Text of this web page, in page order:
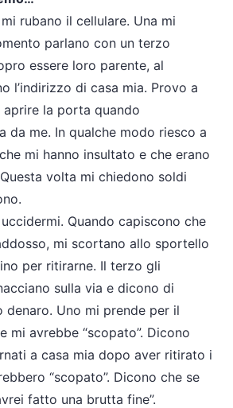
rubano il cellulare. Una mi
parlano con un terzo
essere loro parente, al
l’indirizzo di casa mia. Provo a
aprire la porta quando
da me. In qualche modo riesco a
mi hanno insultato e che erano
volta mi chiedono soldi
Quando capiscono che
mi scortano allo sportello
per ritirarne. Il terzo gli
sulla via e dicono di
Uno mi prende per il
mi avrebbe “scopato”. Dicono
a casa mia dopo aver ritirato i
“scopato”. Dicono che se
fatto una brutta fine”.